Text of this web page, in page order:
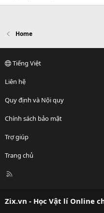
Home
Tiếng Việt
Liên hệ
Quy định và Nội quy
Chính sách bảo mật
Trợ giúp
Trang chủ
R
Zix.vn - Học Vật lí Online